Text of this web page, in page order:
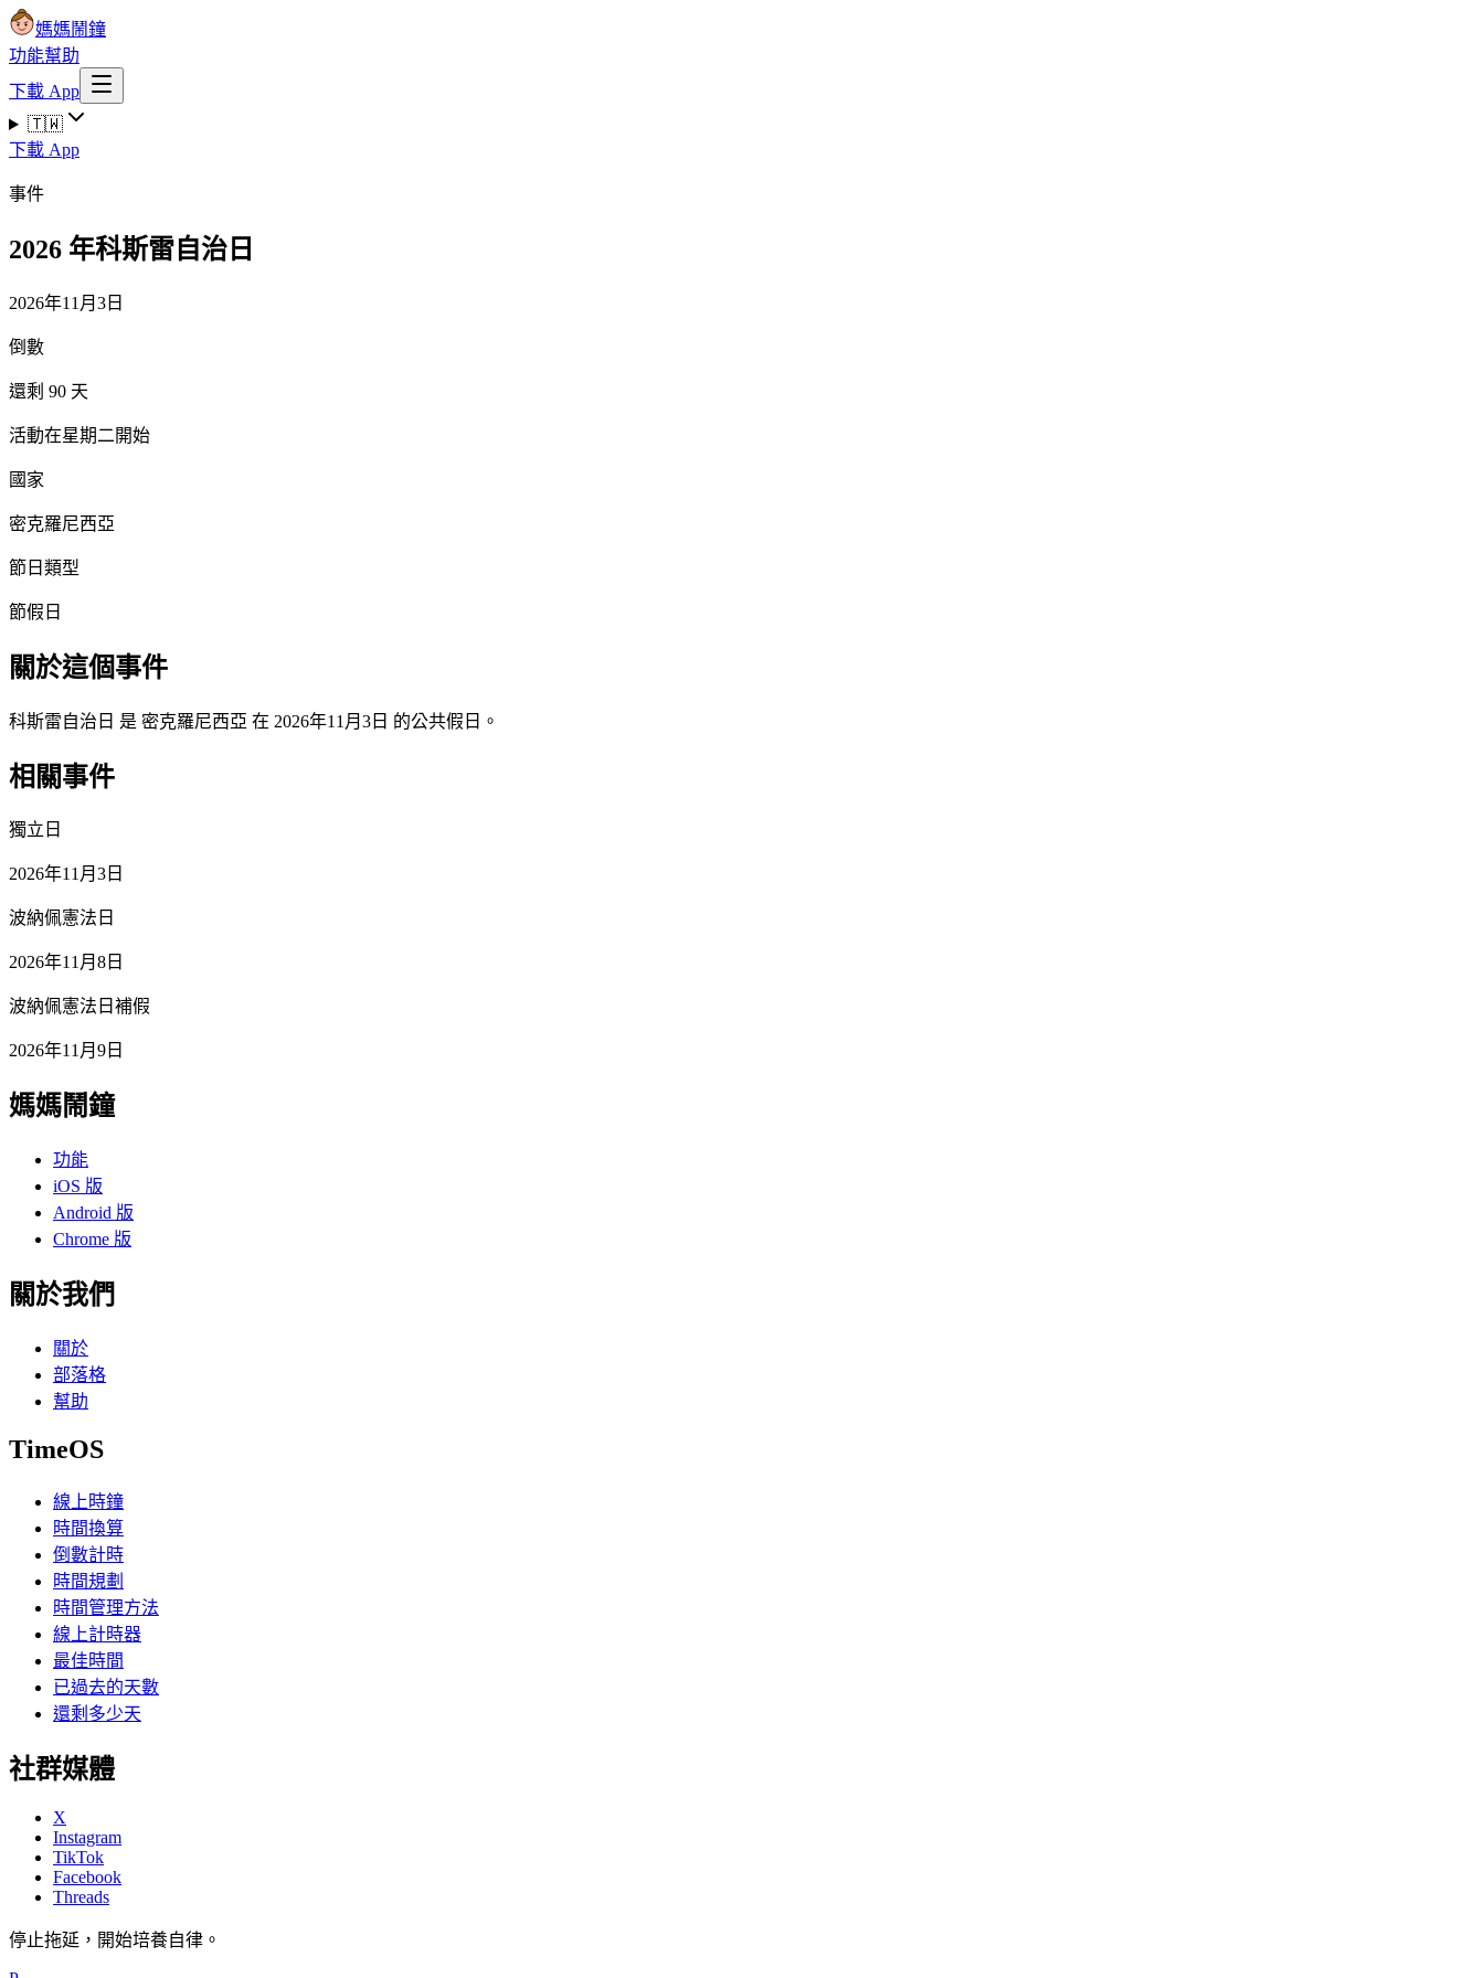
媽媽鬧鐘
功能幫助
下載 App
🇹🇼
下載 App
事件
2026 年科斯雷自治日
2026年11月3日
倒數
還剩 90 天
活動在星期二開始
國家
密克羅尼西亞
節日類型
節假日
關於這個事件
科斯雷自治日 是 密克羅尼西亞 在 2026年11月3日 的公共假日。
相關事件
獨立日
2026年11月3日
波納佩憲法日
2026年11月8日
波納佩憲法日補假
2026年11月9日
媽媽鬧鐘
功能
iOS 版
Android 版
Chrome 版
關於我們
關於
部落格
幫助
TimeOS
線上時鐘
時間換算
倒數計時
時間規劃
時間管理方法
線上計時器
最佳時間
已過去的天數
還剩多少天
社群媒體
X
Instagram
TikTok
Facebook
Threads
停止拖延，開始培養自律。